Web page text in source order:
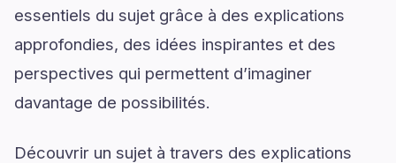
essentiels du sujet grâce à des explications
approfondies, des idées inspirantes et des
perspectives qui permettent d’imaginer
davantage de possibilités.
Découvrir un sujet à travers des explications